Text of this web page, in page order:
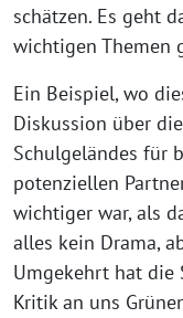
schätzen. Es geht
wichtigen Themen
Ein Beispiel, wo
Diskussion über
Schulgeländes für
potenziellen
wichtiger war, als
alles kein Drama,
Umgekehrt hat die
Kritik an uns